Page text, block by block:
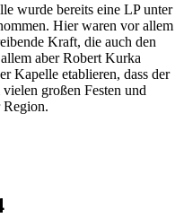
wurde bereits eine LP unter
Hier waren vor allem
Kraft, die auch den
aber Robert Kurka
Kapelle etablieren, dass der
großen Festen und
Region.